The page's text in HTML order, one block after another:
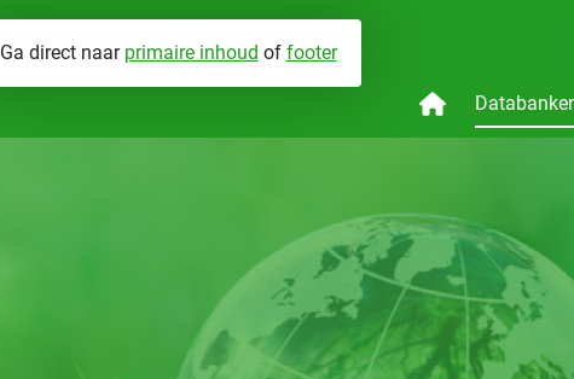
Ga direct naar primaire inhoud of footer
Installatiegeluid